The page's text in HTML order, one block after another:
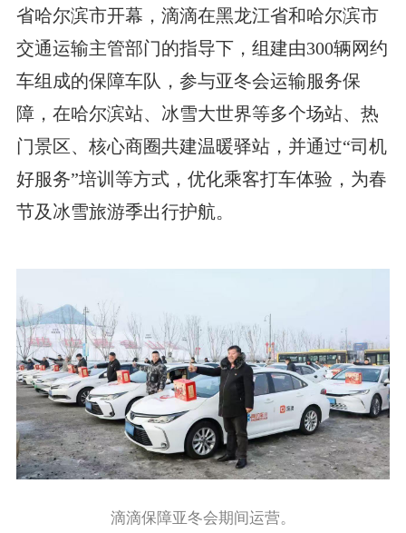
省哈尔滨市开幕，滴滴在黑龙江省和哈尔滨市
交通运输主管部门的指导下，组建由300辆网约
车组成的保障车队，参与亚冬会运输服务保
障，在哈尔滨站、冰雪大世界等多个场站、热
门景区、核心商圈共建温暖驿站，并通过“司机
好服务”培训等方式，优化乘客打车体验，为春
节及冰雪旅游季出行护航。
滴滴保障亚冬会期间运营。